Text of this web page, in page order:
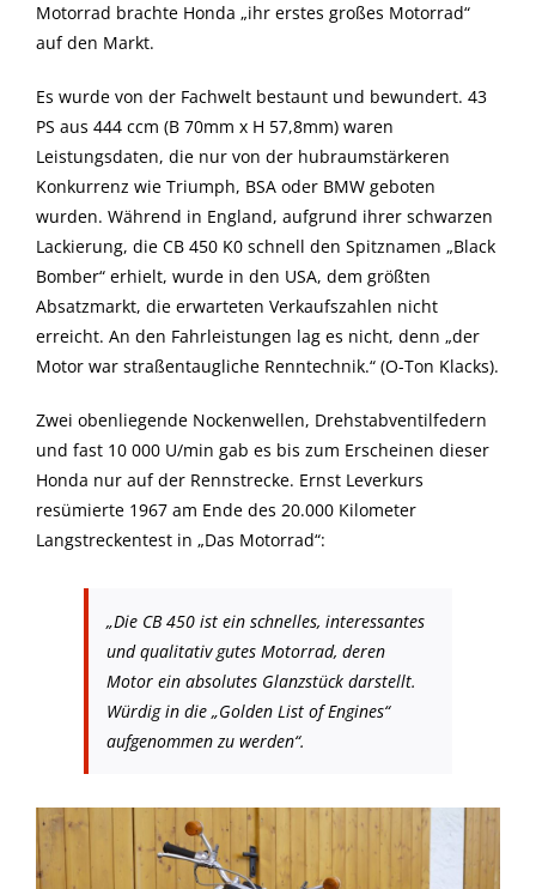
Motorrad brachte Honda „ihr erstes großes Motorrad“
auf den Markt.
Es wurde von der Fachwelt bestaunt und bewundert. 43
PS aus 444 ccm (B 70mm x H 57,8mm) waren
Leistungsdaten, die nur von der hubraumstärkeren
Konkurrenz wie Triumph, BSA oder BMW geboten
wurden. Während in England, aufgrund ihrer schwarzen
Lackierung, die CB 450 K0 schnell den Spitznamen „Black
Bomber“ erhielt, wurde in den USA, dem größten
Absatzmarkt, die erwarteten Verkaufszahlen nicht
erreicht. An den Fahrleistungen lag es nicht, denn „der
Motor war straßentaugliche Renntechnik.“ (O-Ton Klacks).
Zwei obenliegende Nockenwellen, Drehstabventilfedern
und fast 10 000 U/min gab es bis zum Erscheinen dieser
Honda nur auf der Rennstrecke. Ernst Leverkurs
resümierte 1967 am Ende des 20.000 Kilometer
Langstreckentest in „Das Motorrad“:
„Die CB 450 ist ein schnelles, interessantes
und qualitativ gutes Motorrad, deren
Motor ein absolutes Glanzstück darstellt.
Würdig in die „Golden List of Engines“
aufgenommen zu werden“.